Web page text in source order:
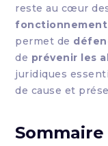
reste au cœur
permet de
de prévenir les
juridiques
de cause et
Sommaire